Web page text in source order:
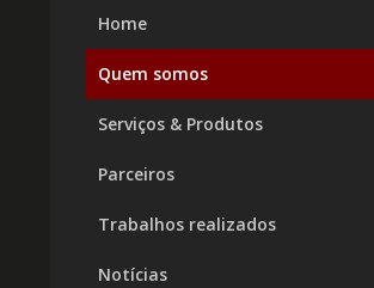
Home
Quem somos
Serviços & Produtos
Parceiros
Trabalhos realizados
Notícias